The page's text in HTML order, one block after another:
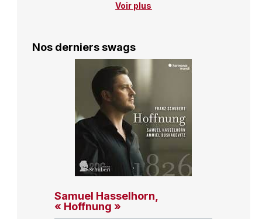
Voir plus
Nos derniers swags
Samuel Hasselhorn,
« Hoffnung »